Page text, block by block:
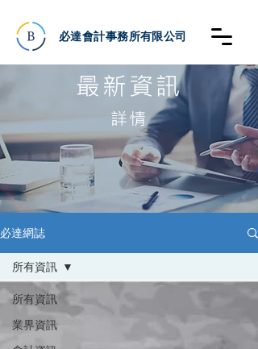
必達會計事務所有限公司
最新資訊
詳情
必達網誌
所有資訊
業界資訊
所有資訊